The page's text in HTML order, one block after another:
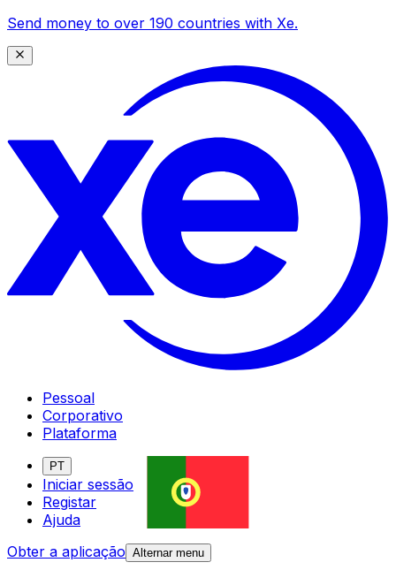
Send money to over 190 countries with Xe.
Pessoal
Corporativo
Plataforma
PT
Iniciar sessão
Registar
Ajuda
Obter a aplicação Alternar menu